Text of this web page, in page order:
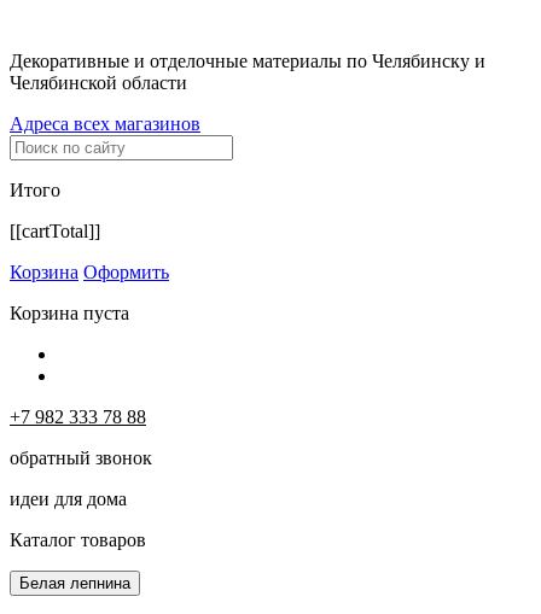
Декоративные и отделочные материалы по Челябинску и
Челябинской области
Адреса всех магазинов
Итого
[[cartTotal]]
Корзина Оформить
Корзина пуста
+7 982 333 78 88
обратный звонок
идеи для дома
Каталог товаров
Белая лепнина